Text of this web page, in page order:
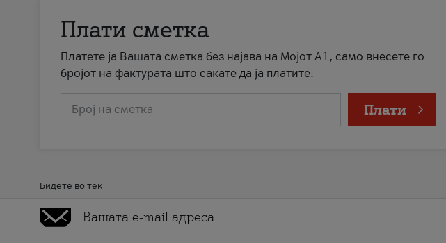
Плати сметка
Платете ја Вашата сметка без најава на Мојот А1, само внесете го
бројот на фактурата што сакате да ја платите.
Број на сметка Плати
Бидете во тек